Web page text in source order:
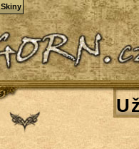
Skiny